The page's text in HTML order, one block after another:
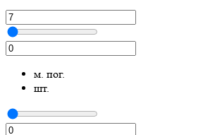
м. пог.
шт.